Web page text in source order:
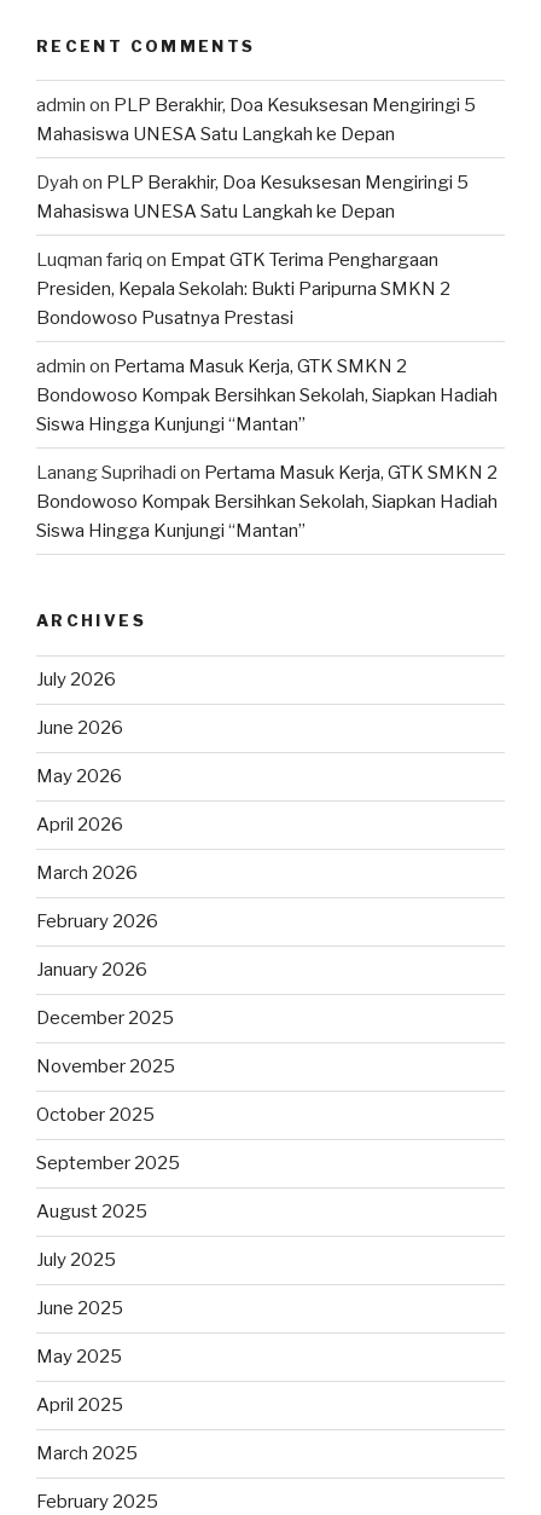
RECENT COMMENTS
admin on PLP Berakhir, Doa Kesuksesan Mengiringi 5
Mahasiswa UNESA Satu Langkah ke Depan
Dyah on PLP Berakhir, Doa Kesuksesan Mengiringi 5
Mahasiswa UNESA Satu Langkah ke Depan
Luqman fariq on Empat GTK Terima Penghargaan
Presiden, Kepala Sekolah: Bukti Paripurna SMKN 2
Bondowoso Pusatnya Prestasi
admin on Pertama Masuk Kerja, GTK SMKN 2
Bondowoso Kompak Bersihkan Sekolah, Siapkan Hadiah
Siswa Hingga Kunjungi “Mantan”
Lanang Suprihadi on Pertama Masuk Kerja, GTK SMKN 2
Bondowoso Kompak Bersihkan Sekolah, Siapkan Hadiah
Siswa Hingga Kunjungi “Mantan”
ARCHIVES
July 2026
June 2026
May 2026
April 2026
March 2026
February 2026
January 2026
December 2025
November 2025
October 2025
September 2025
August 2025
July 2025
June 2025
May 2025
April 2025
March 2025
February 2025